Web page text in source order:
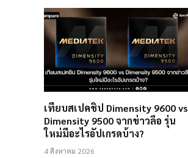
เทียบสเปคชิป Dimensity 9600 vs
Dimensity 9500 จากข่าวลือ รุ่น
ใหม่มีอะไรอัปเกรดบ้าง?
4 สิงหาคม 2026